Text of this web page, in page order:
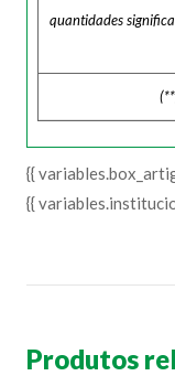
quantidades
{{
{{
Produtos